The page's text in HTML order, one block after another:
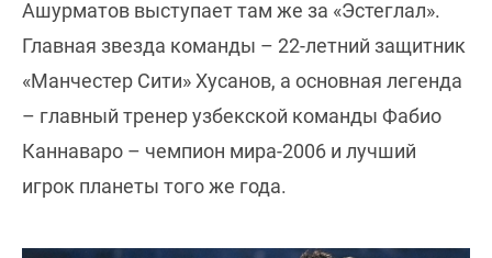
Ашурматов выступает там же за «Эстеглал».
Главная звезда команды – 22-летний защитник
«Манчестер Сити» Хусанов, а основная легенда
– главный тренер узбекской команды Фабио
Каннаваро – чемпион мира-2006 и лучший
игрок планеты того же года.